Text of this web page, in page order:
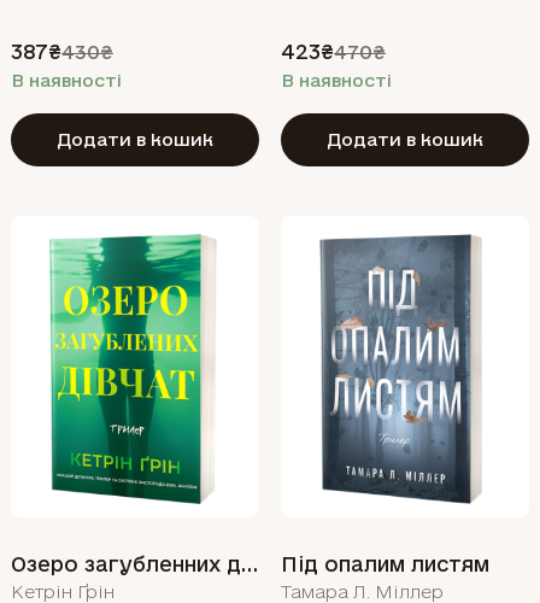
387₴430₴
В наявності
Додати в кошик
423₴470₴
В наявності
Додати в кошик
Озеро загубленних дівчат
Кетрін Ґрін
Під опалим листям
Тамара Л. Міллер